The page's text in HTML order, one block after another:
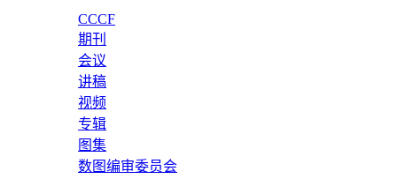
CCCF
期刊
会议
讲稿
视频
专辑
图集
数图编审委员会